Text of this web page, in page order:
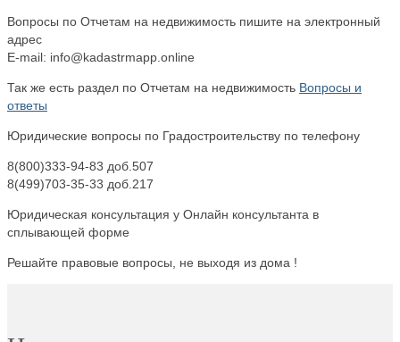
Вопросы по Отчетам на недвижимость пишите на электронный
адрес
E-mail: info@kadastrmapp.online
Так же есть раздел по Отчетам на недвижимость Вопросы и
ответы
Юридические вопросы по Градостроительству по телефону
8(800)333-94-83 доб.507
8(499)703-35-33 доб.217
Юридическая консультация у Онлайн консультанта в
сплывающей форме
Решайте правовые вопросы, не выходя из дома !